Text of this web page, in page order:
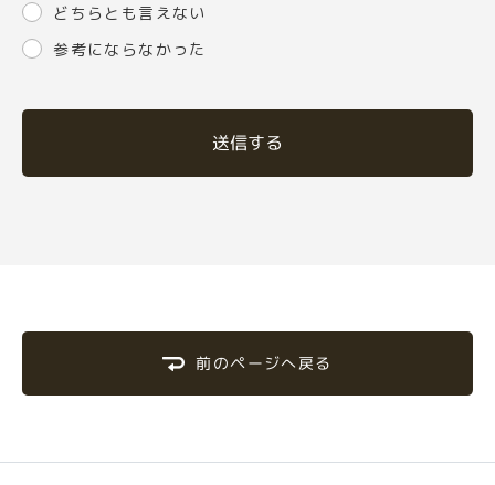
どちらとも言えない
参考にならなかった
送信する
前のページへ戻る